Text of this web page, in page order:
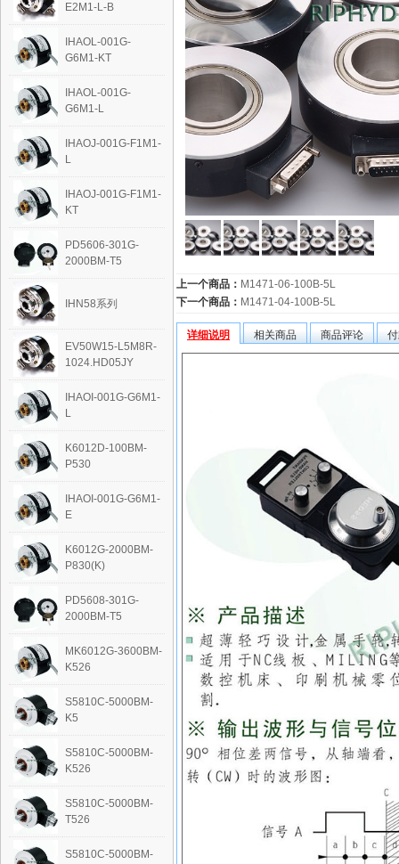
E2M1-L-B
IHAOL-001G-
G6M1-KT
IHAOL-001G-
G6M1-L
IHAOJ-001G-F1M1-
L
IHAOJ-001G-F1M1-
KT
PD5606-301G-
2000BM-T5
IHN58系列
EV50W15-L5M8R-
1024.HD05JY
IHAOI-001G-G6M1-
L
K6012D-100BM-
P530
IHAOI-001G-G6M1-
E
K6012G-2000BM-
P830(K)
PD5608-301G-
2000BM-T5
MK6012G-3600BM-
K526
S5810C-5000BM-
K5
S5810C-5000BM-
K526
S5810C-5000BM-
T526
S5810C-5000BM-
上一个商品： M1471-06-100B-5L
下一个商品： M1471-04-100B-5L
详细说明 相关商品 商品评论